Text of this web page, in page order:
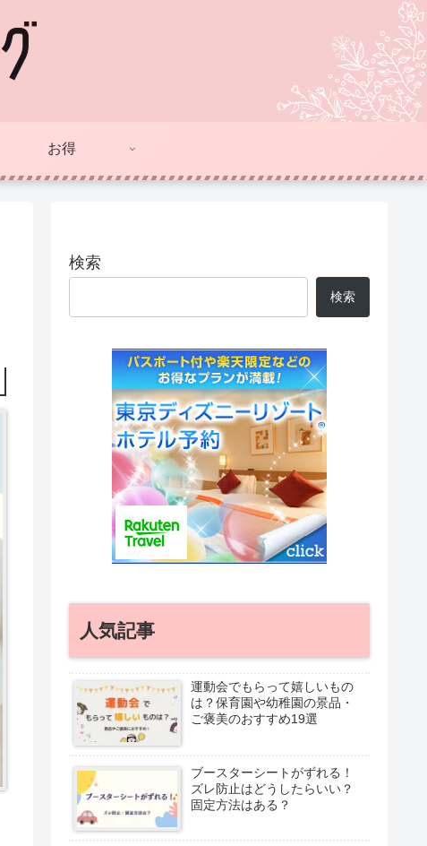
お得
検索
検索
人気記事
運動会でもらって嬉しいもの
は？保育園や幼稚園の景品・
ご褒美のおすすめ19選
ブースターシートがずれる！
ズレ防止はどうしたらいい？
固定方法はある？